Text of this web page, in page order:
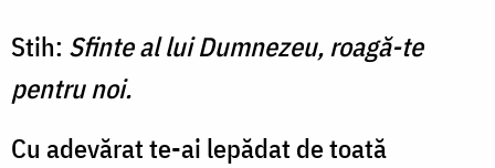
Stih: Sfinte al lui Dumnezeu, roagă-te
pentru noi.
Cu adevărat te-ai lepădat de toată